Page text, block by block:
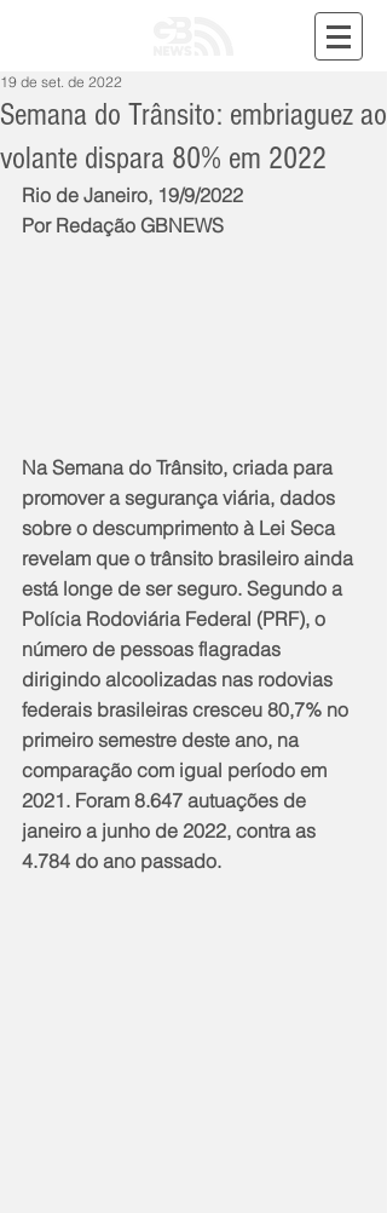
Semana do Trânsito: embriaguez ao
volante dispara 80% em 2022
19 de set. de 2022
Rio de Janeiro, 19/9/2022
Por Redação GBNEWS
Na Semana do Trânsito, criada para
promover a segurança viária, dados
sobre o descumprimento à Lei Seca
revelam que o trânsito brasileiro ainda
está longe de ser seguro. Segundo a
Polícia Rodoviária Federal (PRF), o
número de pessoas flagradas
dirigindo alcoolizadas nas rodovias
federais brasileiras cresceu 80,7% no
primeiro semestre deste ano, na
comparação com igual período em
2021. Foram 8.647 autuações de
janeiro a junho de 2022, contra as
4.784 do ano passado.